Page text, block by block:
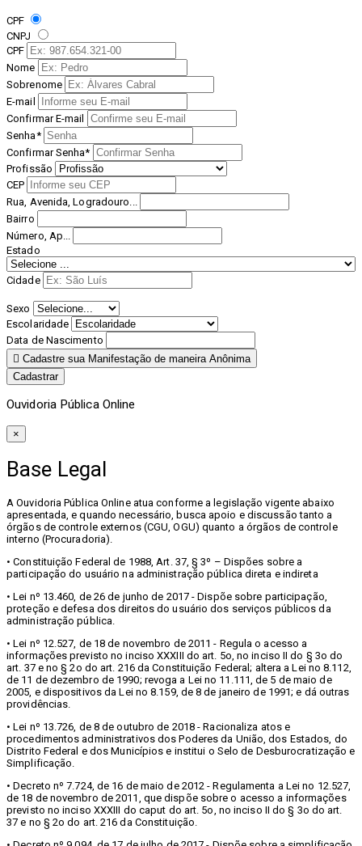
CPF
CNPJ
CPF
Nome
Sobrenome
E-mail
Confirmar E-mail
Senha*
Confirmar Senha*
Profissão
CEP
Rua, Avenida, Logradouro...
Bairro
Número, Ap...
Estado
Cidade
Sexo
Escolaridade
Data de Nascimento
Cadastre sua Manifestação de maneira Anônima
Cadastrar
Ouvidoria Pública Online
×
Base Legal
A Ouvidoria Pública Online atua conforme a legislação vigente abaixo
apresentada, e quando necessário, busca apoio e discussão tanto a
órgãos de controle externos (CGU, OGU) quanto a órgãos de controle
interno (Procuradoria).
• Constituição Federal de 1988, Art. 37, § 3º – Dispões sobre a
participação do usuário na administração pública direta e indireta
• Lei nº 13.460, de 26 de junho de 2017 - Dispõe sobre participação,
proteção e defesa dos direitos do usuário dos serviços públicos da
administração pública.
• Lei nº 12.527, de 18 de novembro de 2011 - Regula o acesso a
informações previsto no inciso XXXIII do art. 5o, no inciso II do § 3o do
art. 37 e no § 2o do art. 216 da Constituição Federal; altera a Lei no 8.112,
de 11 de dezembro de 1990; revoga a Lei no 11.111, de 5 de maio de
2005, e dispositivos da Lei no 8.159, de 8 de janeiro de 1991; e dá outras
providências.
• Lei nº 13.726, de 8 de outubro de 2018 - Racionaliza atos e
procedimentos administrativos dos Poderes da União, dos Estados, do
Distrito Federal e dos Municípios e institui o Selo de Desburocratização e
Simplificação.
• Decreto nº 7.724, de 16 de maio de 2012 - Regulamenta a Lei no 12.527,
de 18 de novembro de 2011, que dispõe sobre o acesso a informações
previsto no inciso XXXIII do caput do art. 5o, no inciso II do § 3o do art.
37 e no § 2o do art. 216 da Constituição.